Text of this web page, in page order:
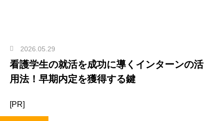
2026.05.29
看護学生の就活を成功に導くインターンの活
用法！早期内定を獲得する鍵
[PR]